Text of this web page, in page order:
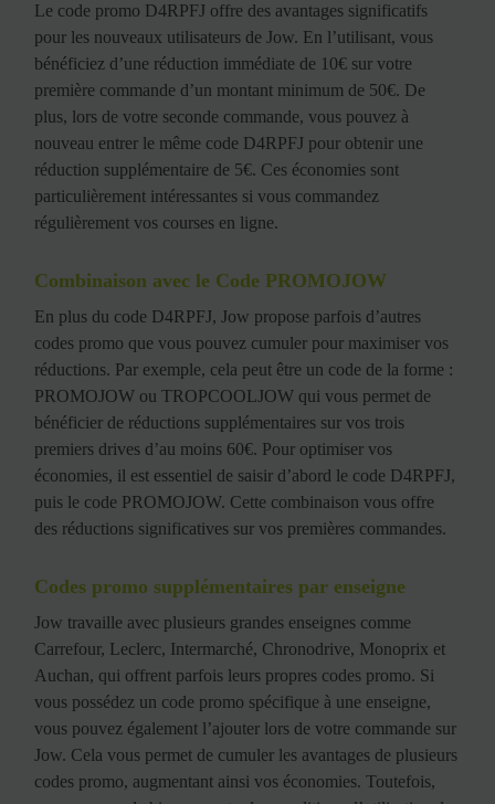
Le code promo D4RPFJ offre des avantages significatifs
pour les nouveaux utilisateurs de Jow. En l’utilisant, vous
bénéficiez d’une réduction immédiate de 10€ sur votre
première commande d’un montant minimum de 50€. De
plus, lors de votre seconde commande, vous pouvez à
nouveau entrer le même code D4RPFJ pour obtenir une
réduction supplémentaire de 5€. Ces économies sont
particulièrement intéressantes si vous commandez
régulièrement vos courses en ligne.
Combinaison avec le Code PROMOJOW
En plus du code D4RPFJ, Jow propose parfois d’autres
codes promo que vous pouvez cumuler pour maximiser vos
réductions. Par exemple, cela peut être un code de la forme :
PROMOJOW ou TROPCOOLJOW qui vous permet de
bénéficier de réductions supplémentaires sur vos trois
premiers drives d’au moins 60€. Pour optimiser vos
économies, il est essentiel de saisir d’abord le code D4RPFJ,
puis le code PROMOJOW. Cette combinaison vous offre
des réductions significatives sur vos premières commandes.
Codes promo supplémentaires par enseigne
Jow travaille avec plusieurs grandes enseignes comme
Carrefour, Leclerc, Intermarché, Chronodrive, Monoprix et
Auchan, qui offrent parfois leurs propres codes promo. Si
vous possédez un code promo spécifique à une enseigne,
vous pouvez également l’ajouter lors de votre commande sur
Jow. Cela vous permet de cumuler les avantages de plusieurs
codes promo, augmentant ainsi vos économies. Toutefois,